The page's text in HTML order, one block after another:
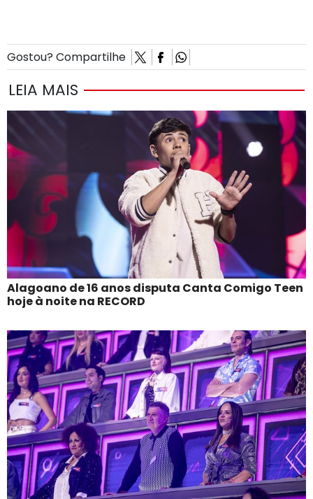
Gostou? Compartilhe
LEIA MAIS
Alagoano de 16 anos disputa Canta Comigo Teen
hoje à noite na RECORD